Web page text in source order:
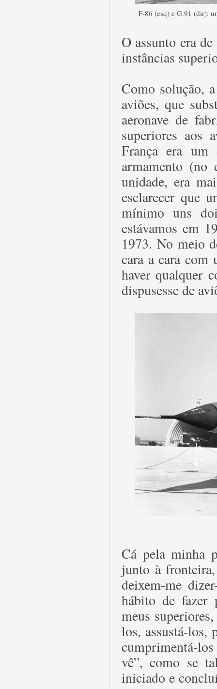
F-86 (esq) e G.91 (dir):
O assunto era
instâncias
Como solução,
aviões, que
aeronave de
superiores aos
França era um
armamento
unidade, era
esclarecer que
mínimo uns
estávamos em
1973. No meio
cara a cara
haver qualquer
dispusesse de
Cá pela minha
junto à
deixem-me
hábito de fazer
meus
los, assustá-los,
cumprimentá-los
vê”, como se
iniciado e